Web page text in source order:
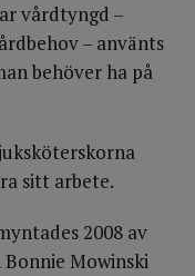
vårdtyngd –
– använts
behöver ha på
sitt arbete.
2008 av
Mowinski